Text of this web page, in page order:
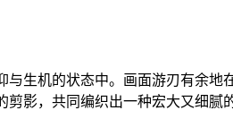
生机的状态中。画面游刃有余地
影，共同编织出一种宏大又细腻